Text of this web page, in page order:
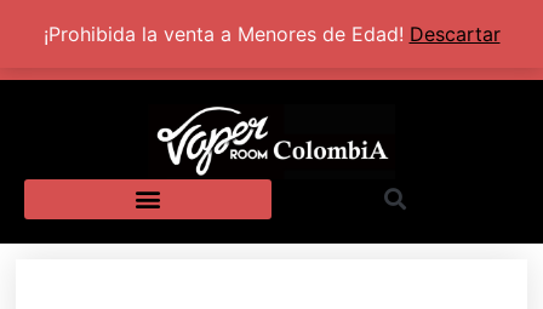
+57 320 2924318 Lun - Sab: 10:00 AM - 5:30 PM
¡Prohibida la venta a Menores de Edad! Descartar